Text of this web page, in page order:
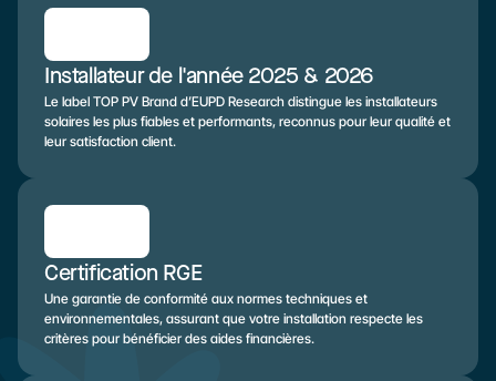
Installateur de l'année 2025 & 2026
Le label TOP PV Brand d’EUPD Research distingue les installateurs
solaires les plus fiables et performants, reconnus pour leur qualité et
leur satisfaction client.
Certification RGE
Une garantie de conformité aux normes techniques et
environnementales, assurant que votre installation respecte les
critères pour bénéficier des aides financières.